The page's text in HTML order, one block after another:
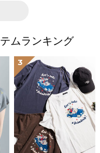
ムランキング
3